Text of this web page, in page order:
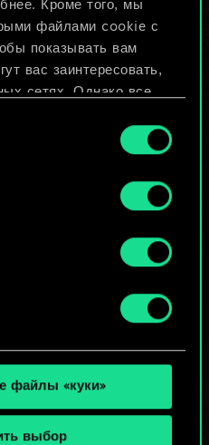
Кроме того, мы
файлами cookie с
показывать вам
вас заинтересовать,
сетях. Однако все
о том, как мы
cookie, и изменить
файлы «куки»
выбор
колоду